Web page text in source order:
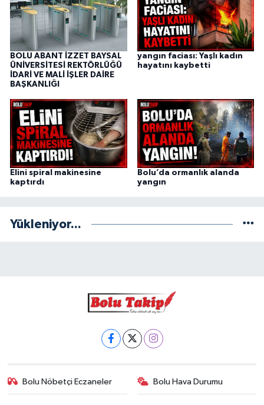
BOLU ABANT İZZET BAYSAL
ÜNİVERSİTESİ REKTÖRLÜĞÜ
İDARİ VE MALİ İŞLER DAİRE
BAŞKANLIĞI
yangın faciası: Yaşlı kadın
hayatını kaybetti
Elini spiral makinesine
kaptırdı
Bolu’da ormanlık alanda
yangın
Yükleniyor...
Bolu Nöbetçi Eczaneler Bolu Hava Durumu